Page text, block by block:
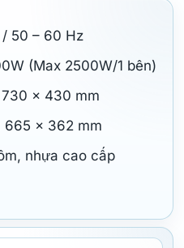
50 – 60 Hz
(Max 2500W/1 bên)
x 430 mm
665 x 362 mm
nhựa cao cấp